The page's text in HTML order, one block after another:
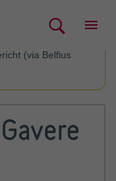
(via Belfius